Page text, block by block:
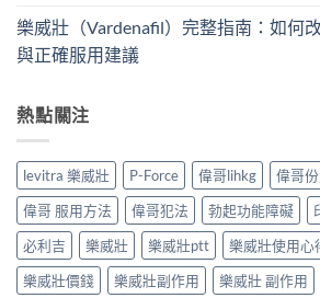
樂威壯（Vardenafil）完整指南：如何
與正確服用建議
熱點關注
levitra 樂威壯 P-Force 偉哥lihkg 偉哥
偉哥 服用方法
偉哥犯法 勃起功能障礙
必利吉
樂威壯 樂威壯ptt 樂威壯使用心
樂威壯價錢
樂威壯副作用 樂威壯 副作用